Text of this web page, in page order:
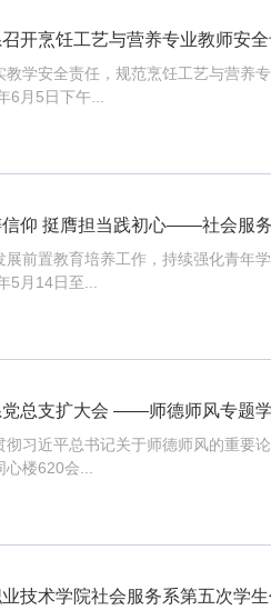
开烹饪工艺与营养专业教师安
教学安全责任，规范烹饪工艺与营养
6月5日下午...
信仰 挺膺担当践初心——社会服
展前置教育培养工作，持续强化青年
5月14日至...
党总支扩大会 ——师德师风专题
彻习近平总书记关于师德师风的重要
楼620会...
技术学院社会服务系第五次学